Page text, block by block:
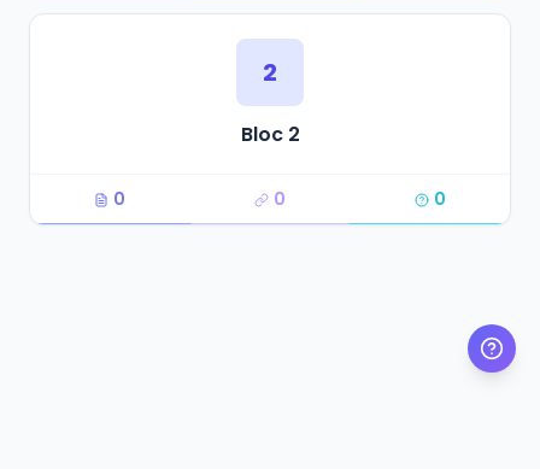
2
Bloc 2
0 0 0